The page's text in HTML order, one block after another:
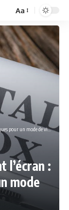
Font
Resizer
Aa
un mode de vie équilibré
l’écran :
mode